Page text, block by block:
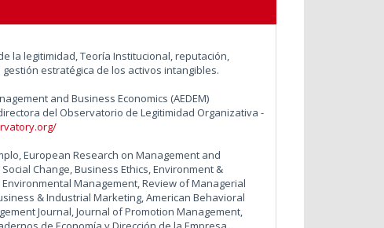
la legitimidad, Teoría Institucional, reputación,
estratégica de los activos intangibles.
and Business Economics (AEDEM)
del Observatorio de Legitimidad Organizativa -
European Research on Management and
Change, Business Ethics, Environment &
Management, Review of Managerial
& Industrial Marketing, American Behavioral
Journal, Journal of Promotion Management,